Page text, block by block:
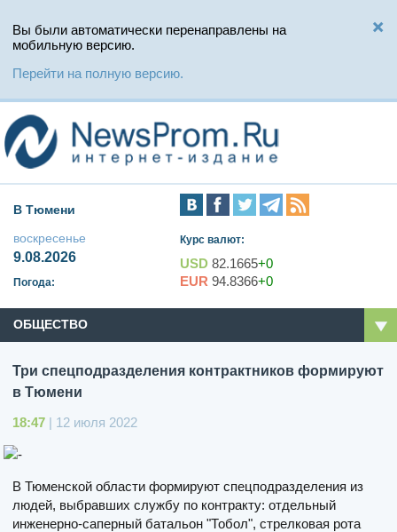
Вы были автоматически перенаправлены на
мобильную версию.
Перейти на полную версию.
В Тюмени
воскресенье
9.08.2026
Погода:
Курс валют:
USD 82.1665+0
EUR 94.8366+0
ОБЩЕСТВО
Три спецподразделения контрактников формируют
в Тюмени
18:47 | 12 июля 2022
В Тюменской области формируют спецподразделения из
людей, выбравших службу по контракту: отдельный
инженерно-саперный батальон "Тобол", стрелковая рота